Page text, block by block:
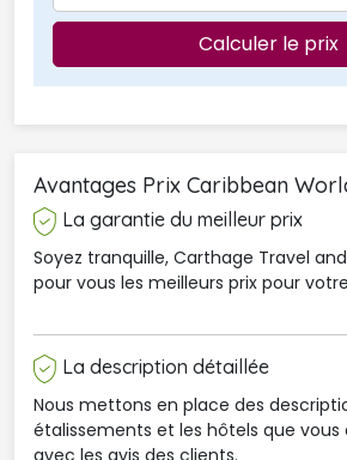
Calculer le prix
Avantages Prix Caribbean
La garantie du meilleur prix
Soyez tranquille, Carthage Travel
pour vous les meilleurs prix pour
La description détaillée
Nous mettons en place des
étalissements et les hôtels que vous
avec les avis des clients.